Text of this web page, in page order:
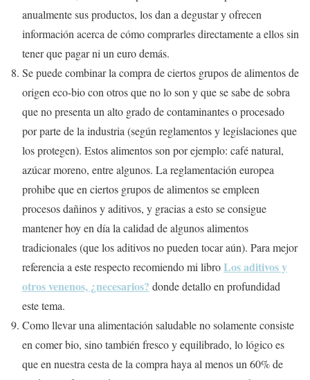
anualmente sus productos, los dan a degustar y ofrecen
información acerca de cómo comprarles directamente a ellos sin
tener que pagar ni un euro demás.
Se puede combinar la compra de ciertos grupos de alimentos de
origen eco-bio con otros que no lo son y que se sabe de sobra
que no presenta un alto grado de contaminantes o procesado
por parte de la industria (según reglamentos y legislaciones que
los protegen). Estos alimentos son por ejemplo: café natural,
azúcar moreno, entre algunos. La reglamentación europea
prohibe que en ciertos grupos de alimentos se empleen
procesos dañinos y aditivos, y gracias a esto se consigue
mantener hoy en día la calidad de algunos alimentos
tradicionales (que los aditivos no pueden tocar aún). Para mejor
referencia a este respecto recomiendo mi libroLos aditivos y
otros venenos, ¿necesarios? donde detallo en profundidad
este tema.
Como llevar una alimentación saludable no solamente consiste
en comer bio, sino también fresco y equilibrado, lo lógico es
que en nuestra cesta de la compra haya al menos un 60% de